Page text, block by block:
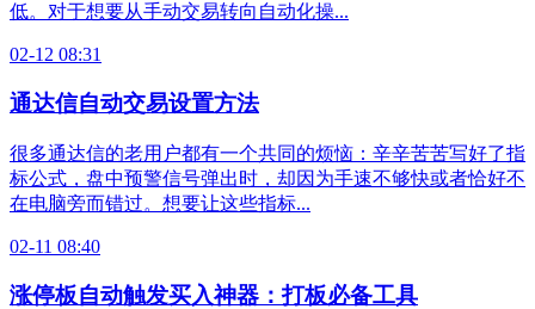
低。对于想要从手动交易转向自动化操...
02-12 08:31
通达信自动交易设置方法
很多通达信的老用户都有一个共同的烦恼：辛辛苦苦写好了指
标公式，盘中预警信号弹出时，却因为手速不够快或者恰好不
在电脑旁而错过。想要让这些指标...
02-11 08:40
涨停板自动触发买入神器：打板必备工具